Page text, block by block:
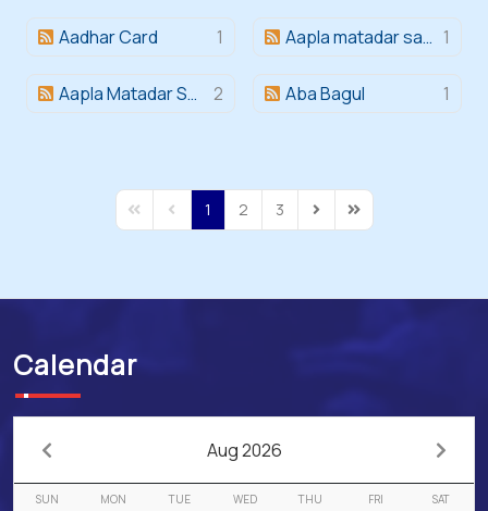
Aadhar Card 1 Aapla matadar sangh aapla abhiman 1
Aapla Matadar Sangh Aapla Abhiman 2 Aba Bagul 1
First PagePrevious Page
1 2 3 Next PageLast Page
Calendar
Aug 2026
SUN MON TUE WED THU FRI SAT